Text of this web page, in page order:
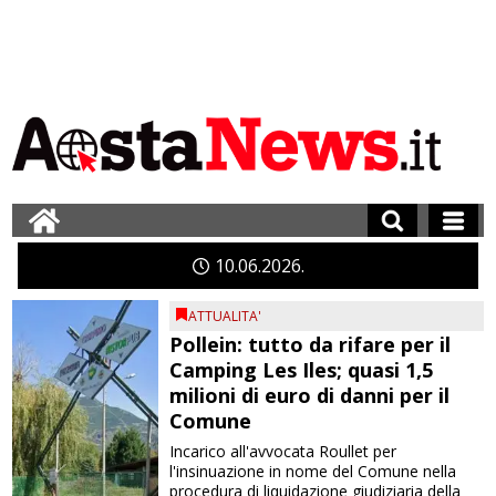
1006 2026
ATTUALITA'
Pollein: tutto da rifare per il
Camping Les Iles; quasi 1,5
milioni di euro di danni per il
Comune
Incarico all'avvocata Roullet per
l'insinuazione in nome del Comune nella
procedura di liquidazione giudiziaria della